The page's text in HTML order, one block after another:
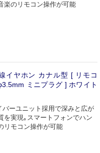
楽のリモコン操作が可能
イヤホン カナル型 [ リモコ
ミニプラグ ] ホワイト
ーユニット採用で深みと広が
を実現｡スマートフォンでハン
リモコン操作が可能